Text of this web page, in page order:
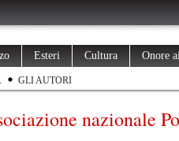
Esteri Cultura Onore
GLI AUTORI
nazionale